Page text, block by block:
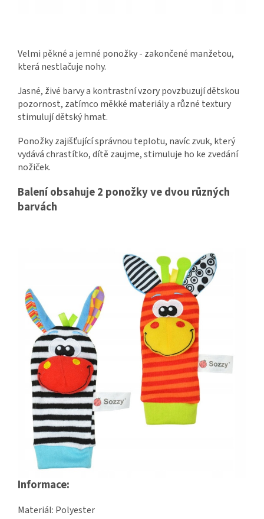
Velmi pěkné a jemné ponožky - zakončené manžetou,
která nestlačuje nohy.
Jasné, živé barvy a kontrastní vzory povzbuzují dětskou
pozornost, zatímco měkké materiály a různé textury
stimulují dětský hmat.
Ponožky zajišťující správnou teplotu, navíc zvuk, který
vydává chrastítko, dítě zaujme, stimuluje ho ke zvedání
nožiček.
Balení obsahuje 2 ponožky ve dvou různých
barvách
Informace:
Materiál: Polyester